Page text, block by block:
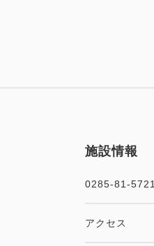
施設情報
0285-81-5721
アクセス